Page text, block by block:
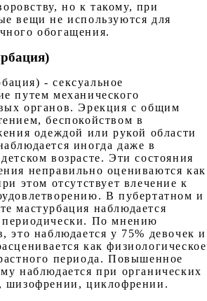
но к такому, при
вещи не используются для
обогащения.
- сексуальное
путем механического
органов. Эрекция с общим
беспокойством в
одеждой или рукой области
иногда даже в
возрасте. Эти состояния
неправильно оцениваются как
этом отсутствует влечение к
В пубертатном и
мастурбация наблюдается
периодически. По мнению
это наблюдается у 75% девочек и
как физиологическое
периода. Повышенное
наблюдается при органических
шизофрении, циклофрении.